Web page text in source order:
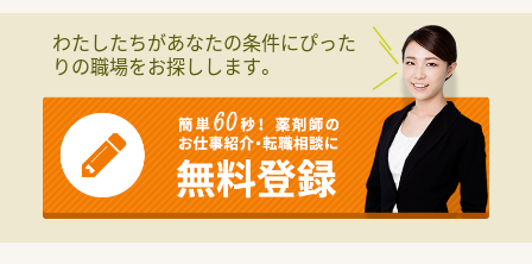
■内科・消化器内科・糖尿病内科・血液内科などの処方箋をメイン
応需！
処方箋の応需枚数は30枚～80枚ほど。
（薬剤師1名体制での勤務あり）
■門前クリニックは予約制なので、おおよその忙しさがわかりま
す。
一包化は日数が長めで、
糖尿病の患者様もいらっしゃるので注射の指導なども経験で
きます。
事前に予製や心の準備もできて動きやすい環境♪
わたしたちがあなたの条件にぴった
りの職場をお探しします。